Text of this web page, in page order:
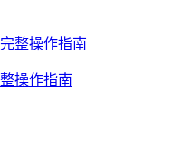
操作指南